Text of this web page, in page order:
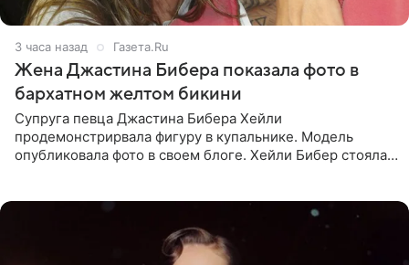
3 часа назад Газета.Ru
Жена Джастина Бибера показала фото в
бархатном желтом бикини
Супруга певца Джастина Бибера Хейли
продемонстрирвала фигуру в купальнике. Модель
опубликовала фото в своем блоге. Хейли Бибер стояла